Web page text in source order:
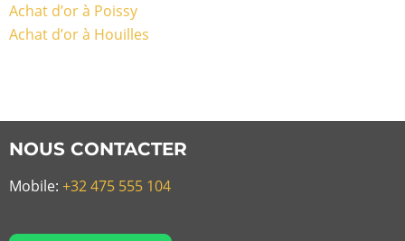
Achat d’or à Poissy
Achat d’or à Houilles
NOUS CONTACTER
Mobile: +32 475 555 104